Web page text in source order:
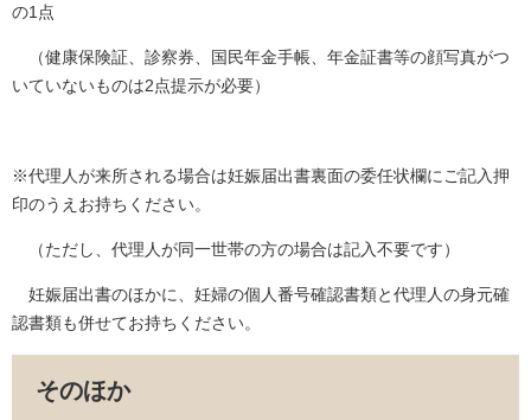
の1点
（健康保険証、診察券、国民年金手帳、年金証書等の顔写真がつ
いていないものは2点提示が必要）
※代理人が来所される場合は妊娠届出書裏面の委任状欄にご記入押
印のうえお持ちください。
（ただし、代理人が同一世帯の方の場合は記入不要です）
妊娠届出書のほかに、妊婦の個人番号確認書類と代理人の身元確
認書類も併せてお持ちください。
そのほか